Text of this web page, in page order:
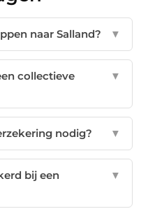
naar Salland? ▼
collectieve
▼
nodig? ▼
bij een
▼